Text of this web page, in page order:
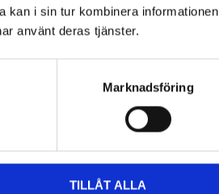
kan i sin tur kombinera informationen
använt deras tjänster.
Marknadsföring
TILLÅT ALLA